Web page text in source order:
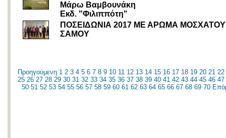
Μάρω Βαμβουνάκη
Εκδ. "Φιλιππότη"
ΠΟΣΕΙΔΩΝΙΑ 2017 ΜΕ ΑΡΩΜΑ ΜΟΣΧΑΤΟΥ
ΣΑΜΟΥ
Προηγούμενη 1 2 3 4 5 6 7 8 9 10 11 12 13 14 15 16 17 18 19 20 21 22
25 26 27 28 29 30 31 32 33 34 35 36 37 38 39 40 41 42 43 44 45 46 47
50 51 52 53 54 55 56 57 58 59 60 61 62 63 64 65 66 67 68 69 70